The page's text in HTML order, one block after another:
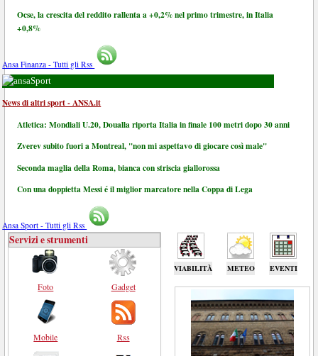
Ocse, la crescita del reddito rallenta a +0,2% nel primo trimestre, in Italia
+0,8%
Ansa Finanza - Tutti gli Rss
Sport
News di altri sport - ANSA.it
Atletica: Mondiali U.20, Doualla riporta Italia in finale 100 metri dopo 30 anni
Zverev subito fuori a Montreal, "non mi aspettavo di giocare così male"
Seconda maglia della Roma, bianca con striscia giallorossa
Con una doppietta Messi é il miglior marcatore nella Coppa di Lega
Ansa Sport - Tutti gli Rss
VIABILITÀ METEO EVENTI
Servizi e strumenti
Foto
Mobile
Gadget
Rss